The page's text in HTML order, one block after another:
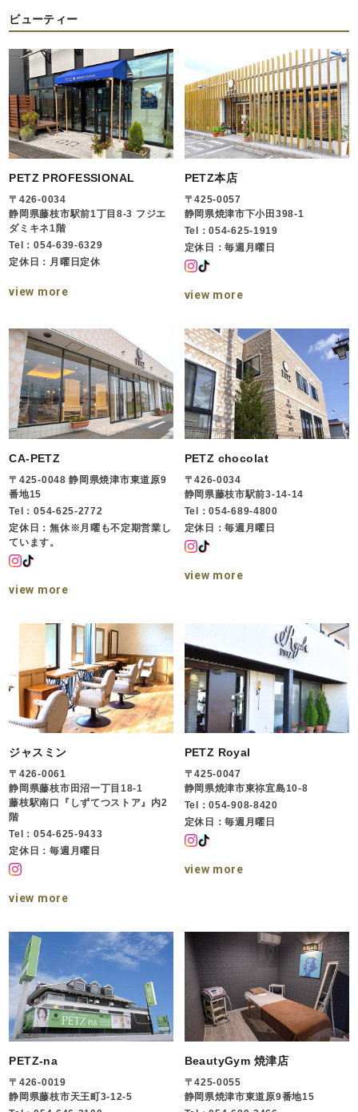
ビューティー
PETZ PROFESSIONAL
〒426-0034
静岡県藤枝市駅前1丁目8-3 フジエ
ダミキネ1階
Tel：054-639-6329
定休日：月曜日定休
view more
PETZ本店
〒425-0057
静岡県焼津市下小田398-1
Tel：054-625-1919
定休日：毎週月曜日
view more
CA-PETZ
〒425-0048 静岡県焼津市東道原9
番地15
Tel：054-625-2772
定休日：無休※月曜も不定期営業し
ています。
view more
PETZ chocolat
〒426-0034
静岡県藤枝市駅前3-14-14
Tel：054-689-4800
定休日：毎週月曜日
view more
ジャスミン
〒426-0061
静岡県藤枝市田沼一丁目18-1
藤枝駅南口『しずてつストア』内2
階
Tel：054-625-9433
定休日：毎週月曜日
view more
PETZ Royal
〒425-0047
静岡県焼津市東祢宜島10-8
Tel：054-908-8420
定休日：毎週月曜日
view more
PETZ-na
〒426-0019
静岡県藤枝市天王町3-12-5
BeautyGym 焼津店
〒425-0055
静岡県焼津市東道原9番地15